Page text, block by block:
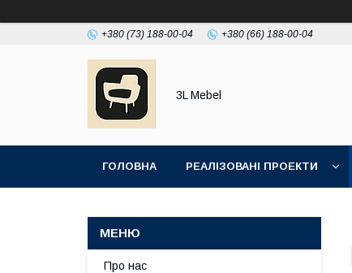
+380 (73) 188-00-04 +380 (66) 188-00-04
3L Mebel
ГОЛОВНА РЕАЛІЗОВАНІ ПРОЕКТИ
Про нас